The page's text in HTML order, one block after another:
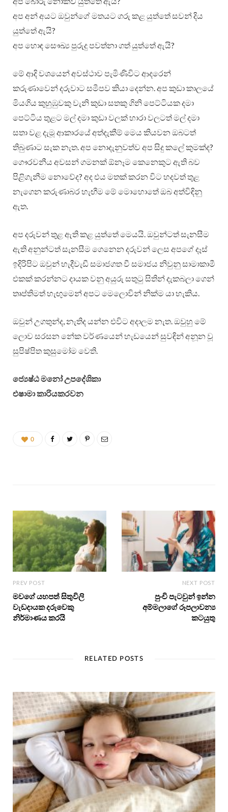
අප අන් අයට ඔවුන්ගේ මතයට ගරු කළ යුත්තේ සවන් දිය
යුත්තේ ඇයි?
අප හොඳ සෞඛ්‍ය පුරුදු පවත්නා ගත් යුත්තේ ඇයි?
මේ ආදි වශයෙන් අවස්ථාව පැමිණිවිට ආදරෙන්
කරුණාවෙන් දරුවාට සමීපව කියා දෙන්න. අප කුඩා කාලයේ
මියගිය කුහුඹුවකු වැනි කුඩා සතකු ගිනි පෙට්ටියක දමා
පෙට්ටිය තුළට මල් දමා කුඩා වලක් හාරා වලටත් මල් දමා
සතා වළ දැමූ ආකාරයේ අත්දැකීම් මෙය කියවන ඔබටත්
තිබුණාට සැක නැත. අප නොදැනුවත්ව අප සිදු කලේ කුමක්ද?
ගෞරවනීය අවසන් ගමනක් ඕනෑම කෙනෙකුට ඇති බව
පිළිගැනීම නොවේද? අද එය මතක් කරන විට හදවත් තුළ
නැගෙන කරුණාබර හැඟීම මේ මොහොතේ ඔබ අත්විඳිනු
ඇත.
අප දරුවන් තුළ ඇති කළ යුත්තේ මෙයයි. ඔවුන්ටත් සැනසීම
ඇති අනුන්ටත් සැනසීම ගෙනෙන දරුවන් ලෙස අපගේ දෑස්
ඉදිරිපිට ඔවුන් හැදීවැඩී සමාජගත වී සමාජය නිවුනු සාමාකාමී
එකක් කරන්නට දායක වනු අයුරු සතුටු සිතින් දැකබලා ගෙන්
තෘප්තිමත් හැඟුමෙන් අපට මෙලොවින් නික්ම යා හැකිය.
ඔවුන් උගතුන්ද, නැතිද යන්න එවිට අදාලම නැත. ඔවුහු මේ
ලොව සරසන නේක වර්ණයෙන් හැඩයෙන් සුවඳින් අනූන වූ
සුපිෂ්පිත කුසුමෝම වෙති.
ජ්‍යෙෂ්ඨ මනෝ උපදේශිකා
එෂාමා කාරියකරවන
0
PREV POST
මවගේ යහපත් සිතුවිලි
වැඩදායක දරුවෙකු
නිර්මාණය කරයි
NEXT POST
පුංචි පැටවුන් ඉන්න
අම්මලාගේ රූපලාවන්‍ය
කටයුතු
RELATED POSTS